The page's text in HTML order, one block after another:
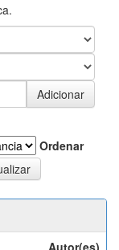
Ordenar
Autor(es)